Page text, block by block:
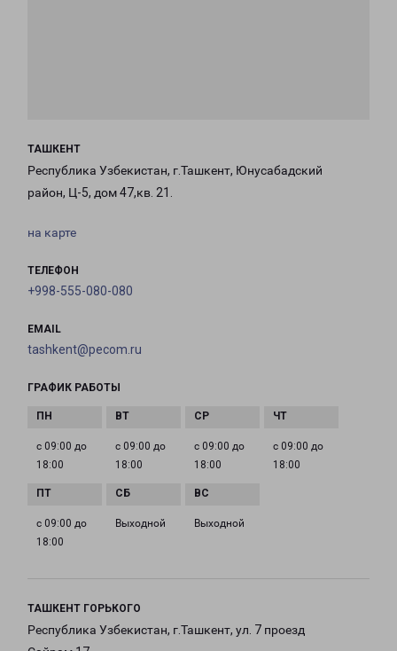
ТАШКЕНТ
Республика Узбекистан, г.Ташкент, Юнусабадский
район, Ц-5, дом 47,кв. 21.
на карте
ТЕЛЕФОН
+998-555-080-080
EMAIL
tashkent@pecom.ru
ГРАФИК РАБОТЫ
с 09:00 до
18:00
с 09:00 до
18:00
с 09:00 до
18:00
с 09:00 до
18:00
с 09:00 до
18:00
Выходной Выходной
ТАШКЕНТ ГОРЬКОГО
Республика Узбекистан, г.Ташкент, ул. 7 проезд